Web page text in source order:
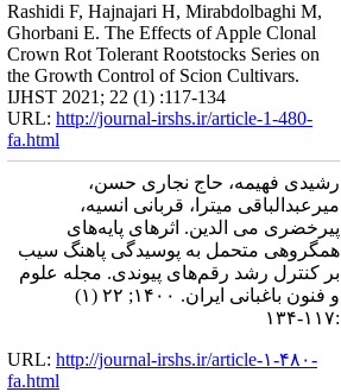
Rashidi F, Hajnajari H, Mirabdolbaghi M,
Ghorbani E. The Effects of Apple Clonal
Crown Rot Tolerant Rootstocks Series on
the Growth Control of Scion Cultivars.
IJHST 2021; 22 (1) :117-134
URL: http://journal-irshs.ir/article-1-480-
fa.html
رشیدی فهیمه، حاج نجاری حسن،
میرعبدالباقی میترا، قربانی انسیه،
پیرخضری می الدین. اثرهای پایه‌های
همگروهی متحمل به پوسیدگی پاهنگ سیب
بر کنترل رشد رقم‌های پیوندی. مجله علوم
و فنون باغبانی ایران. ۱۴۰۰; ۲۲ (۱)
:۱۱۷-۱۳۴
URL: http://journal-irshs.ir/article-۱-۴۸۰-
fa.html